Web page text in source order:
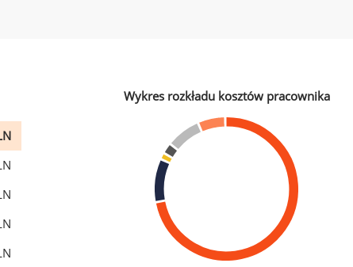
Wykres rozkładu kosztów pracownika